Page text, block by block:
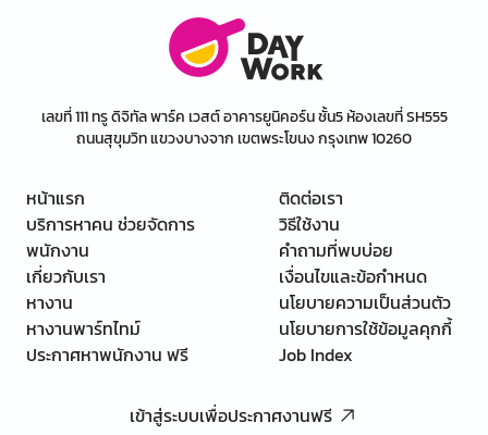
เลขที่ 111 ทรู ดิจิทัล พาร์ค เวสต์ อาคารยูนิคอร์น ชั้น5 ห้องเลขที่ SH555
ถนนสุขุมวิท แขวงบางจาก เขตพระโขนง กรุงเทพ 10260
หน้าแรก
บริการหาคน ช่วยจัดการ
พนักงาน
เกี่ยวกับเรา
หางาน
หางานพาร์ทไทม์
ประกาศหาพนักงาน ฟรี
ติดต่อเรา
วิธีใช้งาน
คำถามที่พบบ่อย
เงื่อนไขและข้อกำหนด
นโยบายความเป็นส่วนตัว
นโยบายการใช้ข้อมูลคุกกี้
Job Index
เข้าสู่ระบบเพื่อประกาศงานฟรี